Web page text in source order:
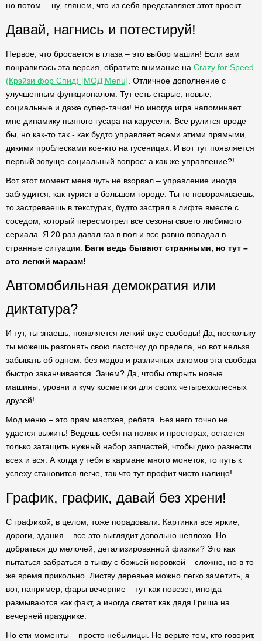
но потом… ну, глянем, что из себя представляет этот проект.
Давай, нагнись и потестируй!
Первое, что бросается в глаза – это выбор машин! Если вам
понравилась эта версия, обратите внимание на Crazy for Speed
(Крэйзи фор Спид) [МОД Menu] . Отличное дополнение с
улучшенным функционалом. Тут есть старые, новые,
социальные и даже супер-тачки! Но иногда игра напоминает
мне динамику пьяного гусара на карусели. Все рулится вроде
бы, но как-то так - как будто управляет всеми этими прямыми,
дикими проблесками кое-кто на гусеницах. И вот тут появляется
первый зовуще-социальный вопрос: а как же управление?!
Вот этот момент меня чуть не взорвал – управление иногда
заблудится, как турист в большом городе. Ты то поворачиваешь,
то застреваешь в текстурах, будто застрял в лифте вместе с
соседом, который пересмотрел все сезоны своего любимого
сериала. Я 20 раз давал газ в пол и все равно попадал в
странные ситуации. Баги ведь бывают странными, но тут –
это легкий маразм!
Автомобильная демократия или
диктатура?
И тут, ты знаешь, появляется легкий вкус свободы! Да, поскольку
ты можешь разгонять свою ласточку до предела, но вот нельзя
забывать об одном: без модов и различных взломов эта свобода
быстро заканчивается. Зачем? Да, чтобы открыть новые
машины, уровни и кучу косметики для своих четырехколесных
друзей!
Мод меню – это прям мастхев, ребята. Без него точно не
удастся выжить! Ведешь себя на полях и просторах, остается
только затащить нужный набор запчастей, чтобы дико разнести
всех и вся. А когда у тебя в кармане много монеток, то путь к
успеху становится легче, так что тут профит чисто налицо!
График, график, давай без хрени!
С графикой, в целом, тоже порадовали. Картинки все яркие,
дороги, здания – все это выглядит довольно неплохо. Но
добраться до мелочей, детализированной физики? Это как
пытаться забраться в тыкву с божьей коровкой – сложно, но в то
же время прикольно. Листву деревьев можно легко заметить, а
вот, например, фары вечерние – тут как повезет, иногда
размываются как факт, а иногда светят как дядя Гриша на
вечерней празднике.
Но ети моменты – просто небылицы. Не верьте тем, кто говорит,